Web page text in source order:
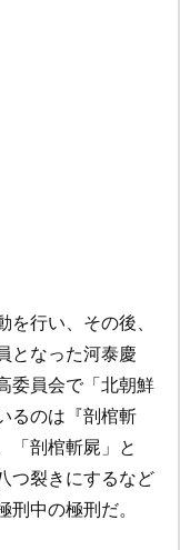
行い、その後、
となった河泰慶
委員会で「北朝鮮
るのは『剖棺斬
「剖棺斬屍」と
つ裂きにするなど
中の極刑だ。